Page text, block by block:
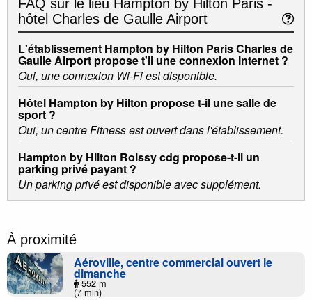
FAQ sur le lieu Hampton by Hilton Paris -
hôtel Charles de Gaulle Airport
L'établissement Hampton by Hilton Paris Charles de
Gaulle Airport propose t'il une connexion Internet ?
Oui, une connexion Wi-Fi est disponible.
Hôtel Hampton by Hilton propose t-il une salle de
sport ?
Oui, un centre Fitness est ouvert dans l'établissement.
Hampton by Hilton Roissy cdg propose-t-il un
parking privé payant ?
Un parking privé est disponible avec supplément.
À proximité
Aéroville, centre commercial ouvert le
dimanche
552 m
(7 min)